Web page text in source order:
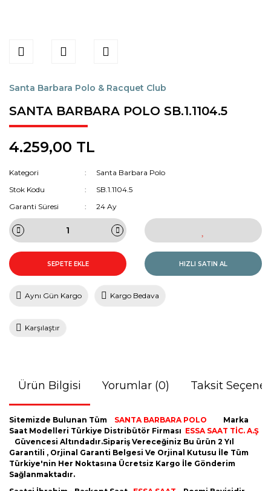
Santa Barbara Polo & Racquet Club
SANTA BARBARA POLO SB.1.1104.5
4.259,00 TL
Kategori
Santa Barbara Polo
Stok Kodu
SB.1.1104.5
Garanti Süresi
24 Ay
SEPETE EKLE HIZLI SATIN AL
Aynı Gün Kargo Kargo Bedava
Karşılaştır
Ürün Bilgisi Yorumlar (0) Taksit
Sitemizde Bulunan Tüm SANTA BARBARA POLO
Marka
Saat Modelleri Türkiye Distribütör Firması ESSA SAAT TİC. A.Ş
Güvencesi Altındadır.Sipariş Vereceğiniz Bu ürün 2 Yıl
Garantili , Orjinal Garanti Belgesi Ve Orjinal Kutusu İle Tüm
Türkiye'nin Her Noktasına Ücretsiz Kargo İle Gönderim
Sağlanmaktadır.